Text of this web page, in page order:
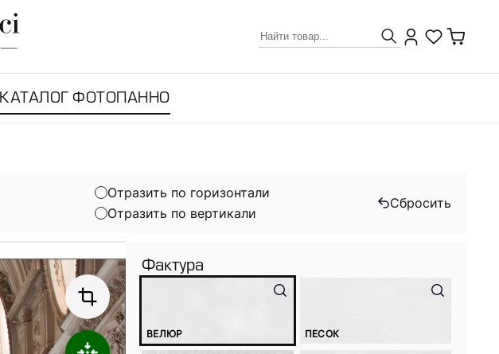
КАТАЛОГ ФОТОПАННО
Отразить по горизонтали
Отразить по вертикали
Сбросить
Фактура
ВЕЛЮР ПЕСОК